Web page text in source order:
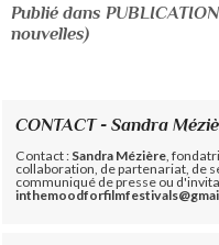
Publié dans
nouvelles)
CONTACT - Sandra
Contact : Sandra Mézière ,
collaboration, de partenariat, de
communiqué de presse ou